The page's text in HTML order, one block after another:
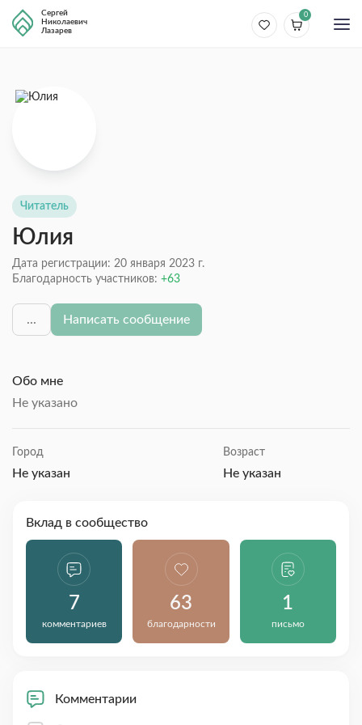
Сергей
Николаевич
Лазарев
0
Читатель
Юлия
Дата регистрации: 20 января 2023 г.
Благодарность участников:
63
... Написать сообщение
Обо мне
Не указано
Город
Не указан
Возраст
Не указан
Вклад в сообщество
7
комментариев
63
благодарности
1
письмо
Комментарии